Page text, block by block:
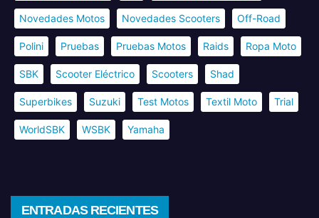
Novedades Motos Novedades Scooters Off-Road
Polini Pruebas Pruebas Motos Raids Ropa Moto
SBK Scooter Eléctrico Scooters Shad
Superbikes Suzuki Test Motos Textil Moto Trial
WorldSBK WSBK Yamaha
ENTRADAS RECIENTES